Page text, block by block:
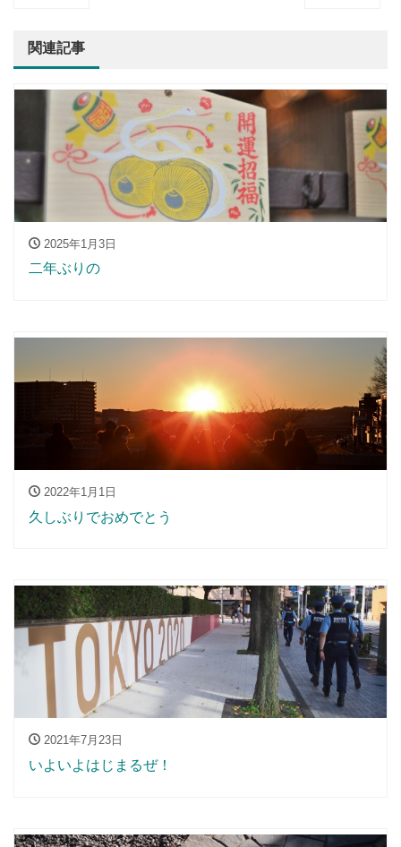
関連記事
2025年1月3日
二年ぶりの
2022年1月1日
久しぶりでおめでとう
2021年7月23日
いよいよはじまるぜ！